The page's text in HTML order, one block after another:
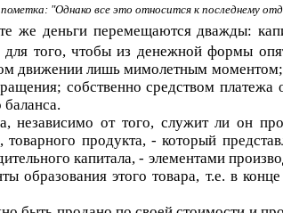
"Однако все это относится к последнему
же деньги перемещаются дважды:
того, чтобы из денежной формы
движении лишь мимолетным
собственно средством
независимо от того, служит ли он
продукта, - который
капитала, - элементами
образования этого товара, т.е. в